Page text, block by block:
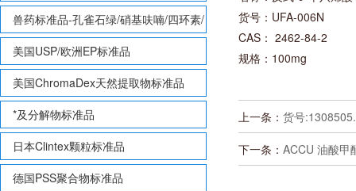
兽药标准品-孔雀石绿/硝基呋喃/四环素/
磺胺等
美国USP/欧洲EP标准品
美国ChromaDex天然提取物标准品
*及分解物标准品
日本Clintex颗粒标准品
德国PSS聚合物标准品
货号：UFA-006N
CAS： 2462-84-2
规格：100mg
上一条： 货号
下一条： ACCU 油酸甲